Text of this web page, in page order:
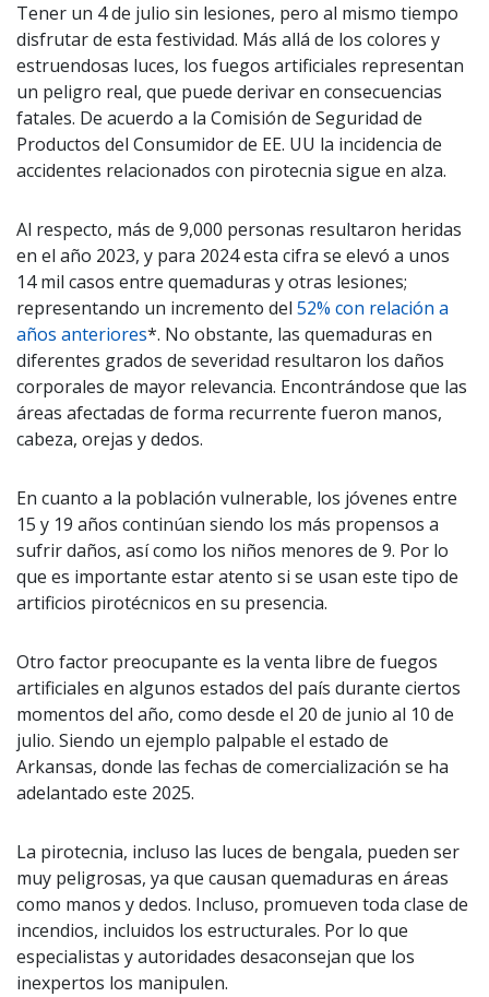
Tener un 4 de julio sin lesiones, pero al mismo tiempo
disfrutar de esta festividad. Más allá de los colores y
estruendosas luces, los fuegos artificiales representan
un peligro real, que puede derivar en consecuencias
fatales. De acuerdo a la Comisión de Seguridad de
Productos del Consumidor de EE. UU la incidencia de
accidentes relacionados con pirotecnia sigue en alza.
Al respecto, más de 9,000 personas resultaron heridas
en el año 2023, y para 2024 esta cifra se elevó a unos
14 mil casos entre quemaduras y otras lesiones;
representando un incremento del 52% con relación a
años anteriores*. No obstante, las quemaduras en
diferentes grados de severidad resultaron los daños
corporales de mayor relevancia. Encontrándose que las
áreas afectadas de forma recurrente fueron manos,
cabeza, orejas y dedos.
En cuanto a la población vulnerable, los jóvenes entre
15 y 19 años continúan siendo los más propensos a
sufrir daños, así como los niños menores de 9. Por lo
que es importante estar atento si se usan este tipo de
artificios pirotécnicos en su presencia.
Otro factor preocupante es la venta libre de fuegos
artificiales en algunos estados del país durante ciertos
momentos del año, como desde el 20 de junio al 10 de
julio. Siendo un ejemplo palpable el estado de
Arkansas, donde las fechas de comercialización se ha
adelantado este 2025.
La pirotecnia, incluso las luces de bengala, pueden ser
muy peligrosas, ya que causan quemaduras en áreas
como manos y dedos. Incluso, promueven toda clase de
incendios, incluidos los estructurales. Por lo que
especialistas y autoridades desaconsejan que los
inexpertos los manipulen.